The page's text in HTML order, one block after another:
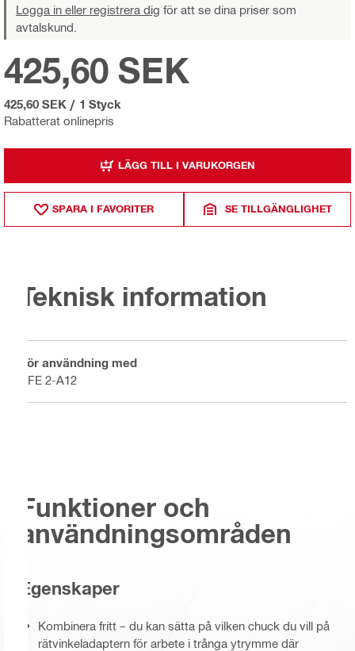
Logga in eller registrera dig för att se dina priser som
avtalskund.
Rabatterat onlinepris
425,60 SEK
425,60 SEK / 1 Styck
LÄGG TILL I VARUKORGEN
SPARA I FAVORITER SE TILLGÄNGLIGHET
Teknisk information
För användning med
SFE 2-A12
Funktioner och
användningsområden
Egenskaper
Kombinera fritt – du kan sätta på vilken chuck du vill på
rätvinkeladaptern för arbete i trånga ytrymme där